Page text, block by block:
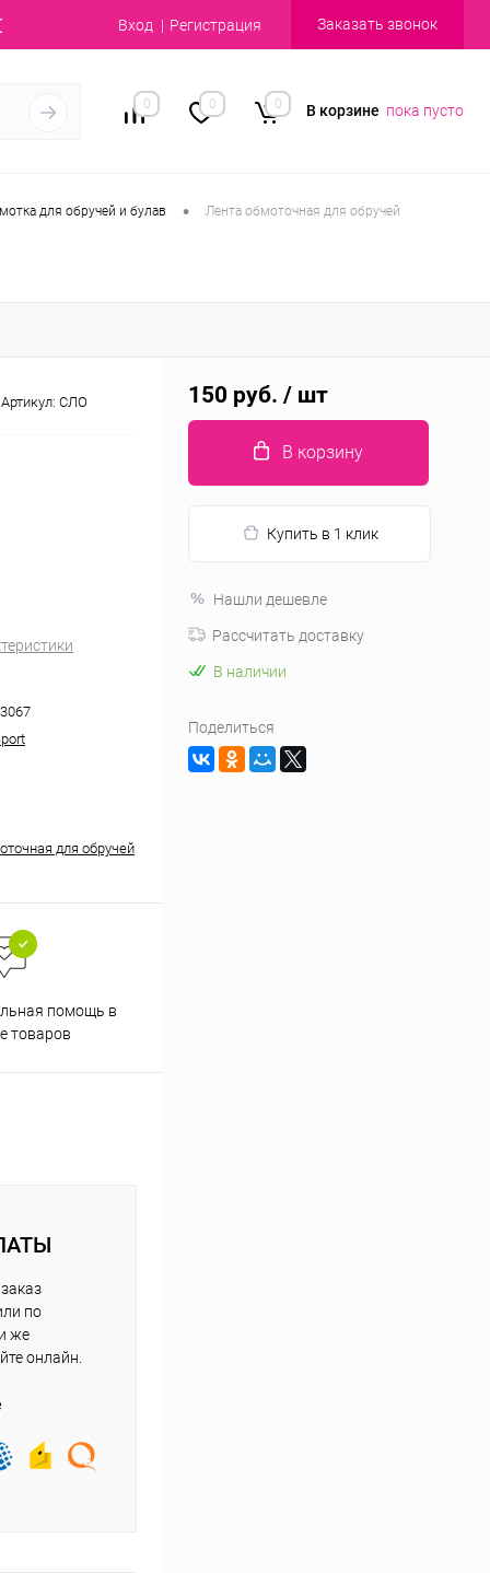
Вход Регистрация Заказать звонок
0 0 0 В корзине пока пусто
для обручей и булав • Лента обмоточная для обручей
Артикул: СЛО
для обручей
помощь в
товаров
по
же
онлайн.
150 руб. / шт
В корзину
Купить в 1 клик
Нашли дешевле
Рассчитать доставку
В наличии
Поделиться